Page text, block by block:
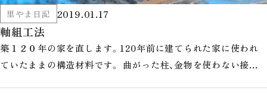
里やま日記 2019.01.17
軸組工法
築１２０年の家を直します。120年前に建てられた家に使われ
ていたままの構造材料です。 曲がった柱、金物を使わない接合